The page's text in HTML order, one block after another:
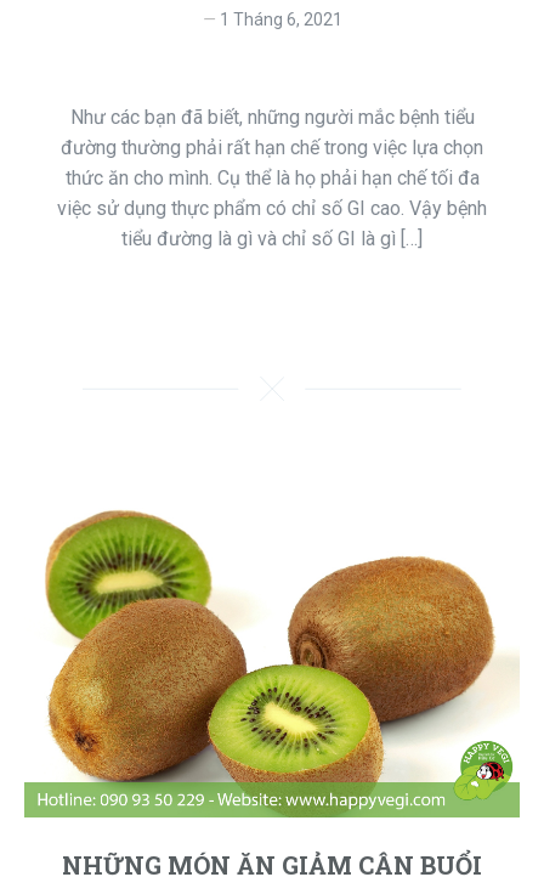
1 Tháng 6, 2021
Như các bạn đã biết, những người mắc bệnh tiểu
đường thường phải rất hạn chế trong việc lựa chọn
thức ăn cho mình. Cụ thể là họ phải hạn chế tối đa
việc sử dụng thực phẩm có chỉ số GI cao. Vậy bệnh
tiểu đường là gì và chỉ số GI là gì […]
NHỮNG MÓN ĂN GIẢM CÂN BUỔI